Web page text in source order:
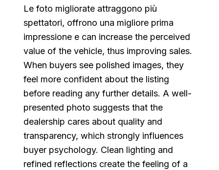
Le foto migliorate attraggono più
spettatori, offrono una migliore prima
impressione e can increase the perceived
value of the vehicle, thus improving sales.
When buyers see polished images, they
feel more confident about the listing
before reading any further details. A well-
presented photo suggests that the
dealership cares about quality and
transparency, which strongly influences
buyer psychology. Clean lighting and
refined reflections create the feeling of a